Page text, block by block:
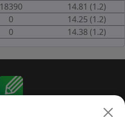
18390
14.81 (1.2)
0
14.25 (1.2)
0 14.38 (1.2)